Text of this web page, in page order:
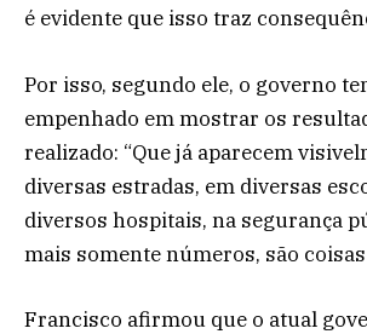
é evidente que isso traz
Por isso, segundo ele, o governo
empenhado em mostrar os
realizado: “Que já aparecem
diversas estradas, em diversas
diversos hospitais, na segurança
mais somente números, são
Francisco afirmou que o atual